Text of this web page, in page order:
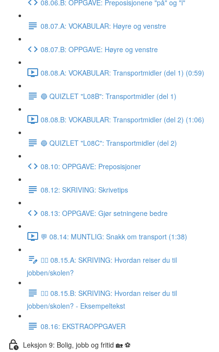
08.06.B: OPPGAVE: Preposisjonene "på" og "i"
08.07.A: VOKABULAR: Høyre og venstre
08.07.B: OPPGAVE: Høyre og venstre
08.08.A: VOKABULAR: Transportmidler (del 1) (0:59)
🔵 QUIZLET "L08B": Transportmidler (del 1)
08.08.B: VOKABULAR: Transportmidler (del 2) (1:06)
🔵 QUIZLET "L08C": Transportmidler (del 2)
08.10: OPPGAVE: Preposisjoner
08.12: SKRIVING: Skrivetips
08.13: OPPGAVE: Gjør setningene bedre
💬 08.14: MUNTLIG: Snakk om transport (1:38)
✍🏼 08.15.A: SKRIVING: Hvordan reiser du til
jobben/skolen?
✍🏼 08.15.B: SKRIVING: Hvordan reiser du til
jobben/skolen? - Eksempeltekst
08.16: EKSTRAOPPGAVER
Leksjon 9: Bolig, jobb og fritid 🏡 ⚽️